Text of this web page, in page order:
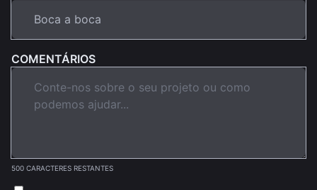
COMENTÁRIOS
500 CARACTERES RESTANTES